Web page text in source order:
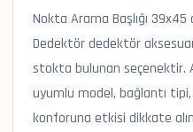
Nokta Arama Başlığı
Dedektör dedektör
stokta bulunan seçenektir.
uyumlu model, bağlantı
konforuna etkisi dikkate